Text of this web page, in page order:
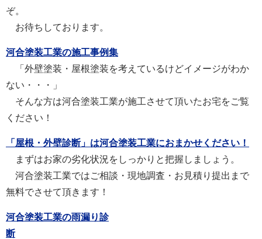
ぞ。
お待ちしております。
河合塗装工業の施工事例集
「外壁塗装・屋根塗装を考えているけどイメージがわか
ない・・・」
そんな方は河合塗装工業が施工させて頂いたお宅をご覧
ください！
「屋根・外壁診断」は河合塗装工業におまかせください！
まずはお家の劣化状況をしっかりと把握しましょう。
河合塗装工業ではご相談・現地調査・お見積り提出まで
無料でさせて頂きます！
河合塗装工業の雨漏り診
断